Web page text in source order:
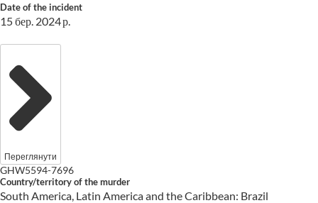
Date of the incident
15 бер. 2024 р.
Переглянути
GHW5594-7696
Country/territory of the murder
South America, Latin America and the Caribbean: Brazil